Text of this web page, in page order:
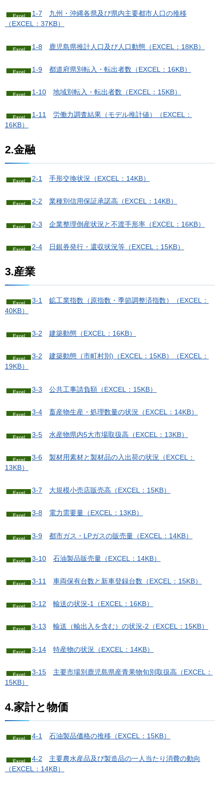
1-7 九州・沖縄各県及び県内主要都市人口の推移
（EXCEL：37KB）
1-8 鹿児島県推計人口及び人口動態（EXCEL：18KB）
1-9 都道府県別転入・転出者数（EXCEL：16KB）
1-10 地域別転入・転出者数（EXCEL：15KB）
1-11 労働力調査結果（モデル推計値）（EXCEL：
16KB）
2.金融
2-1 手形交換状況（EXCEL：14KB）
2-2 業種別信用保証承諾高（EXCEL：14KB）
2-3 企業整理倒産状況と不渡手形率（EXCEL：16KB）
2-4 日銀券発行・還収状況等（EXCEL：15KB）
3.産業
3-1 鉱工業指数（原指数・季節調整済指数）（EXCEL：
40KB）
3-2 建築動態（EXCEL：16KB）
3-2 建築動態（市町村別)（EXCEL：15KB）
（EXCEL：
19KB）
3-3 公共工事請負額（EXCEL：15KB）
3-4 畜産物生産・処理数量の状況（EXCEL：14KB）
3-5 水産物県内5大市場取扱高（EXCEL：13KB）
3-6 製材用素材と製材品の入出荷の状況（EXCEL：
13KB）
3-7 大規模小売店販売高（EXCEL：15KB）
3-8 電力需要量（EXCEL：13KB）
3-9 都市ガス・LPガスの販売量（EXCEL：14KB）
3-10 石油製品販売量（EXCEL：14KB）
3-11 車両保有台数と新車登録台数（EXCEL：15KB）
3-12 輸送の状況-1（EXCEL：16KB）
3-13 輸送（輸出入を含む）の状況-2（EXCEL：15KB）
3-14 特産物の状況（EXCEL：14KB）
3-15 主要市場別鹿児島県産青果物旬別取扱高（EXCEL：
15KB）
4.家計と物価
4-1 石油製品価格の推移（EXCEL：15KB）
4-2 主要農水産品及び製造品の一人当たり消費の動向
（EXCEL：14KB）